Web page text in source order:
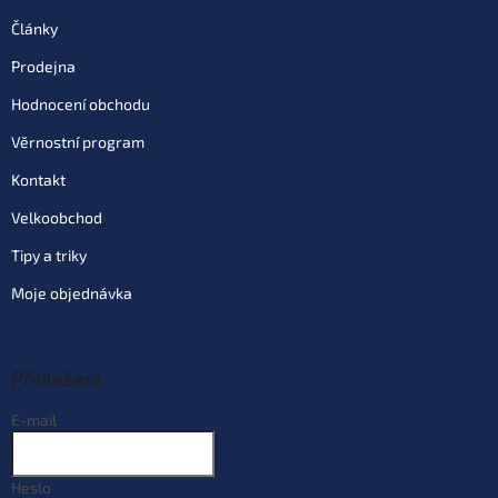
Články
Prodejna
Hodnocení obchodu
Věrnostní program
Kontakt
Velkoobchod
Tipy a triky
Moje objednávka
Přihlášení
E-mail
Heslo